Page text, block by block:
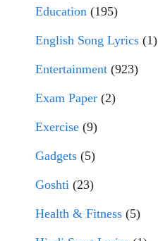
Education (195)
English Song Lyrics (1)
Entertainment (923)
Exam Paper (2)
Exercise (9)
Gadgets (5)
Goshti (23)
Health & Fitness (5)